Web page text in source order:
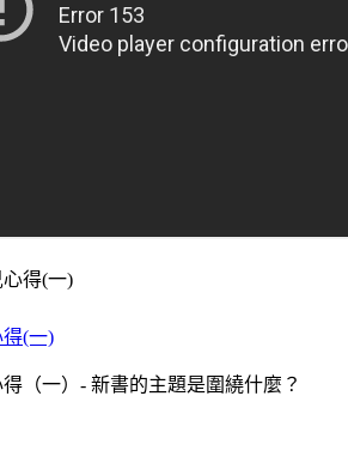
(一)
（一）- 新書的主題是圍繞什麼？